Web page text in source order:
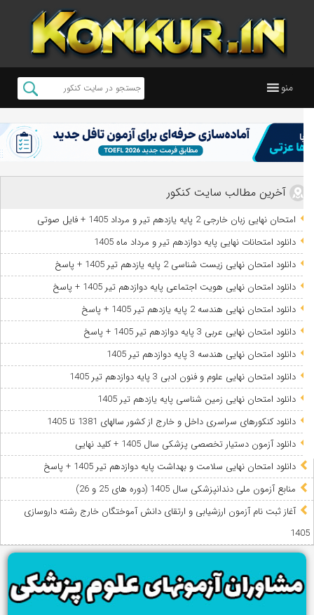
منو
آخرین مطالب سایت کنکور
امتحان نهایی زبان خارجی 2 پایه یازدهم تیر و مرداد 1405 + فایل صوتی
دانلود امتحانات نهایی پایه دوازدهم تیر و مرداد ماه 1405
دانلود امتحان نهایی زیست شناسی 2 پایه یازدهم تیر 1405 + پاسخ
دانلود امتحان نهایی هویت اجتماعی پایه دوازدهم تیر 1405 + پاسخ
دانلود امتحان نهایی هندسه 2 پایه یازدهم تیر 1405 + پاسخ
دانلود امتحان نهایی عربی 3 پایه دوازدهم تیر 1405 + پاسخ
دانلود امتحان نهایی هندسه 3 پایه دوازدهم تیر 1405
دانلود امتحان نهایی علوم و فنون ادبی 3 پایه دوازدهم تیر 1405
دانلود امتحان نهایی زمین شناسی پایه یازدهم تیر 1405
دانلود کنکورهای سراسری داخل و خارج از کشور سالهای 1381 تا 1405
دانلود آزمون دستیار تخصصی پزشکی سال 1405 + کلید نهایی
دانلود امتحان نهایی سلامت و بهداشت پایه دوازدهم تیر 1405 + پاسخ
ﻣﻨﺎﺑﻊ آزﻣﻮن ﻣﻠﯽ دندانپزشکی سال 1405 (دوره های 25 و 26)
آغاز ثبت نام آزمون‌ ارزشیابی و ارتقای دانش آموختگان خارج رشته داروسازی
1405